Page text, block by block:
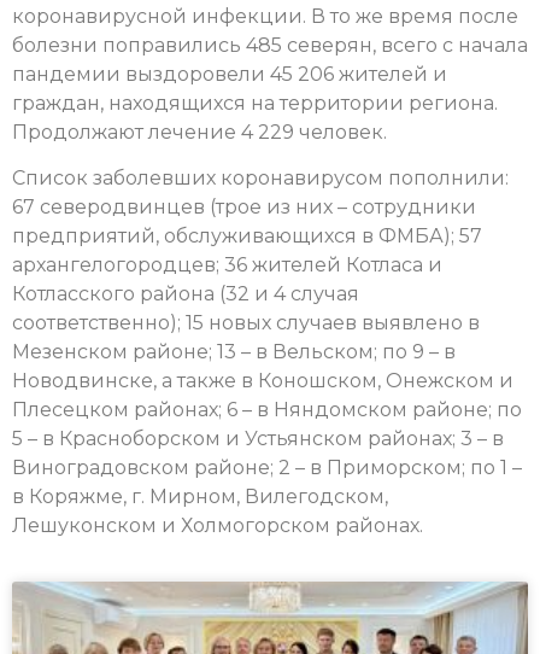
коронавирусной инфекции. В то же время после
болезни поправились 485 северян, всего с начала
пандемии выздоровели 45 206 жителей и
граждан, находящихся на территории региона.
Продолжают лечение 4 229 человек.
Список заболевших коронавирусом пополнили:
67 северодвинцев (трое из них – сотрудники
предприятий, обслуживающихся в ФМБА); 57
архангелогородцев; 36 жителей Котласа и
Котласского района (32 и 4 случая
соответственно); 15 новых случаев выявлено в
Мезенском районе; 13 – в Вельском; по 9 – в
Новодвинске, а также в Коношском, Онежском и
Плесецком районах; 6 – в Няндомском районе; по
5 – в Красноборском и Устьянском районах; 3 – в
Виноградовском районе; 2 – в Приморском; по 1 –
в Коряжме, г. Мирном, Вилегодском,
Лешуконском и Холмогорском районах.